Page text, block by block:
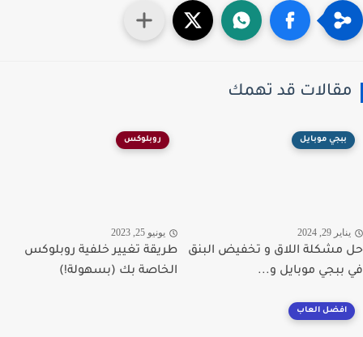
قد تهمك
ببجي موبايل
29, 2024
مشكلة اللاق و تخفيض البنق
موبايل و...
روبلوكس
يونيو 25, 2023
طريقة تغيير خلفية روبلوكس
الخاصة بك (بسهولة!)
افضل العاب